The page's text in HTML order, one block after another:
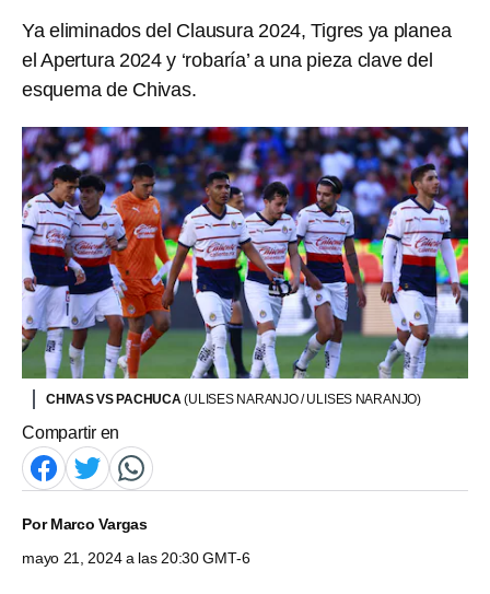
Ya eliminados del Clausura 2024, Tigres ya planea
el Apertura 2024 y ‘robaría’ a una pieza clave del
esquema de Chivas.
CHIVAS VS PACHUCA(ULISES NARANJO / ULISES NARANJO)
Compartir en
PorMarco Vargas
mayo 21, 2024 a las 20:30 GMT-6